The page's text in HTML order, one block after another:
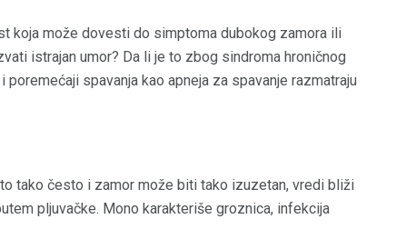
koja može dovesti do simptoma dubokog zamora ili
istrajan umor? Da li je to zbog sindroma hroničnog
spavanja kao apneja za spavanje razmatraju
tako često i zamor može biti tako izuzetan, vredi bliži
pljuvačke. Mono karakteriše groznica, infekcija